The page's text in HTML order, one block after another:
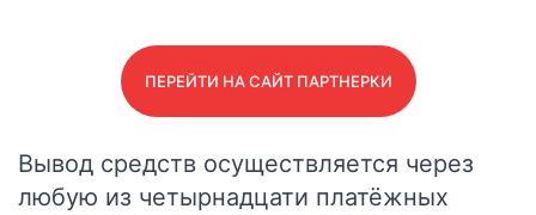
ПЕРЕЙТИ НА САЙТ ПАРТНЕРКИ
Вывод средств осуществляется через
любую из четырнадцати платёжных